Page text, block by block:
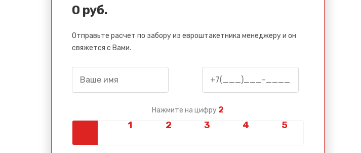
0 руб.
Отправьте расчет по забору из евроштакетника менеджеру и он
свяжется с Вами.
Нажмите на цифру 2